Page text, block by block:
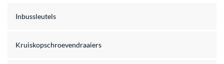
Inbussleutels
Kruiskopschroevendraaiers